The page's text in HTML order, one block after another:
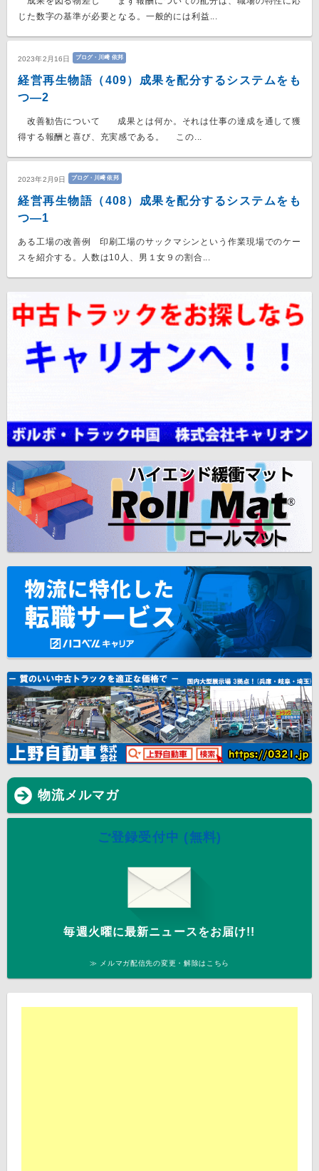
じた数字の基準が必要となる。一般的には利益...
2023年2月16日 ブログ・川﨑 依邦
経営再生物語（409）成果を配分するシステムをも
つ―2
改善勧告について 成果とは何か。それは仕事の達成を通して獲
得する報酬と喜び、充実感である。 この...
2023年2月9日 ブログ・川﨑 依邦
経営再生物語（408）成果を配分するシステムをも
つ―1
ある工場の改善例 印刷工場のサックマシンという作業現場でのケー
スを紹介する。人数は10人、男１女９の割合...
物流メルマガ
ご登録受付中 (無料)
毎週火曜に最新ニュースをお届け!!
≫ メルマガ配信先の変更・解除はこちら